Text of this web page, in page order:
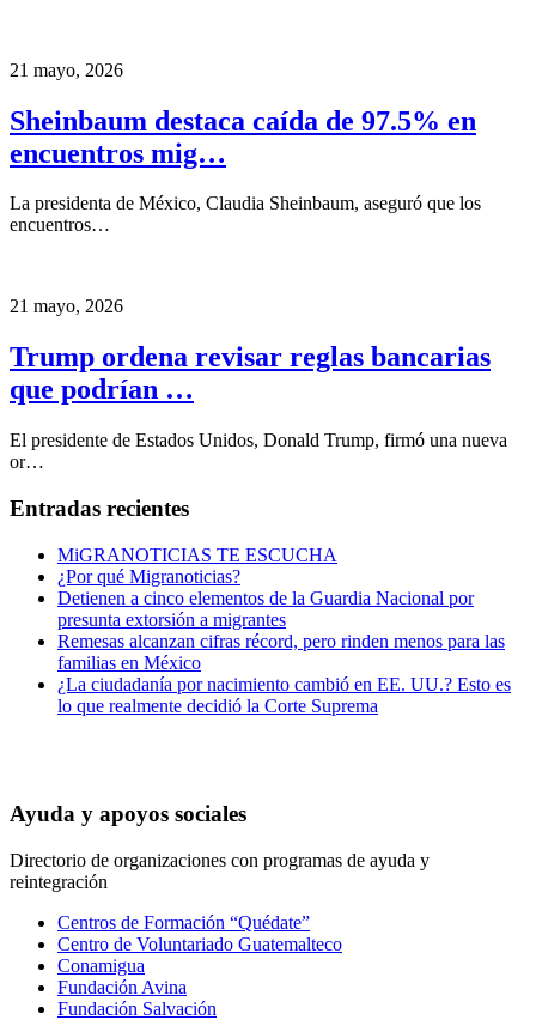
21 mayo, 2026
Sheinbaum destaca caída de 97.5% en
encuentros mig…
La presidenta de México, Claudia Sheinbaum, aseguró que los
encuentros…
21 mayo, 2026
Trump ordena revisar reglas bancarias
que podrían …
El presidente de Estados Unidos, Donald Trump, firmó una nueva
or…
Entradas recientes
MiGRANOTICIAS TE ESCUCHA
¿Por qué Migranoticias?
Detienen a cinco elementos de la Guardia Nacional por
presunta extorsión a migrantes
Remesas alcanzan cifras récord, pero rinden menos para las
familias en México
¿La ciudadanía por nacimiento cambió en EE. UU.? Esto es
lo que realmente decidió la Corte Suprema
Ayuda y apoyos sociales
Directorio de organizaciones con programas de ayuda y
reintegración
Centros de Formación “Quédate”
Centro de Voluntariado Guatemalteco
Conamigua
Fundación Avina
Fundación Salvación